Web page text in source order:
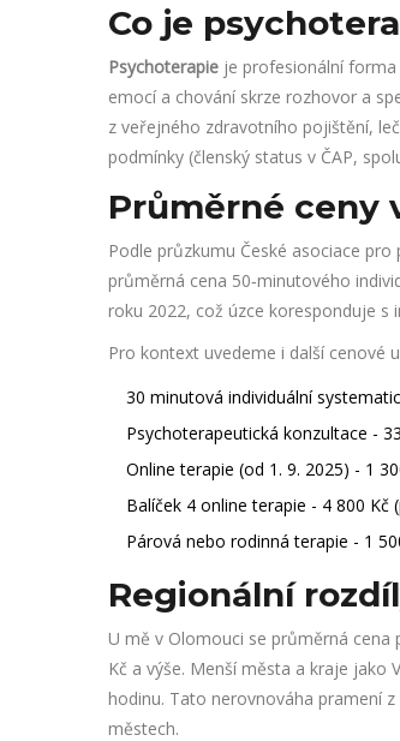
Co je
Psychoterapie je profesionální
emocí a chování skrze rozhovor a
z veřejného zdravotního pojištění,
podmínky (členský status v ČAP,
Průměrné ceny
Podle průzkumu České asociace
průměrná cena 50‑minutového
roku 2022, což úzce koresponduje s
Pro kontext uvedeme i další cenové
30 minutová individuální
Psychoterapeutická konzultace -
Online terapie (od 1. 9. 2025) - 1
Balíček 4 online terapie - 4 800 Kč
Párová nebo rodinná terapie - 1
Regionální
U mě v Olomouci se průměrná
Kč a výše. Menší města a kraje jako
hodinu. Tato nerovnováha pramení
městech.